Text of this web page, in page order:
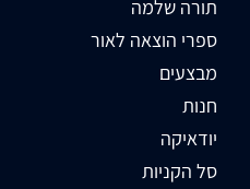
תורה שלמה
ספרי הוצאה לאור
מבצעים
חנות
יודאיקה
סל הקניות